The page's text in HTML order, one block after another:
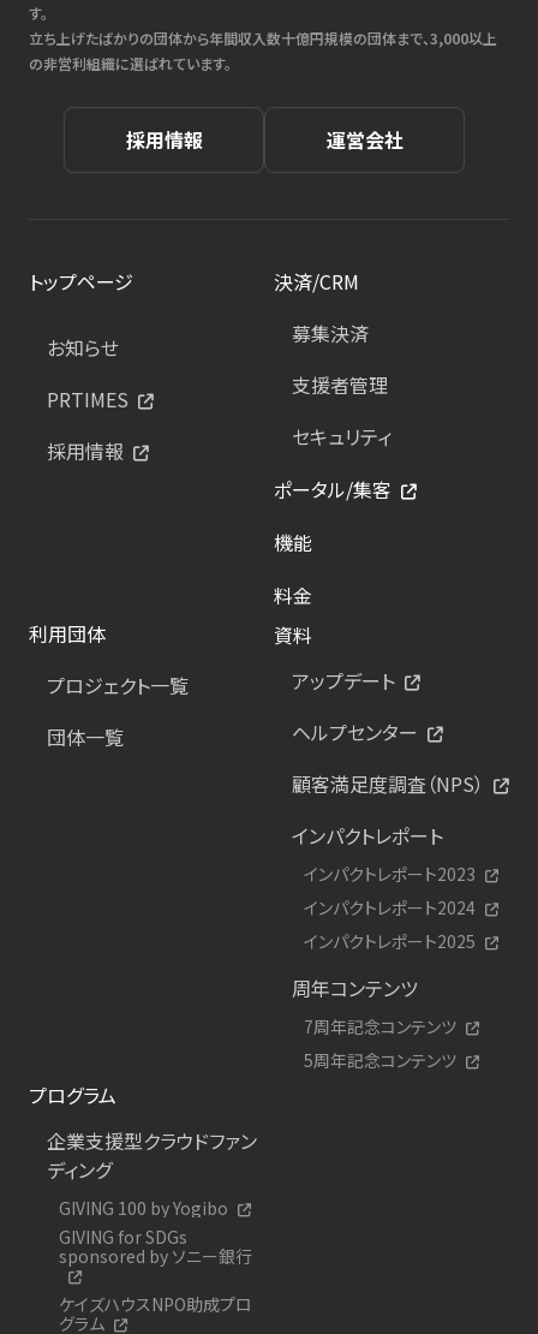
す。
立ち上げたばかりの団体から年間収入数十億円規模の団体まで、3,000以上
の非営利組織に選ばれています。
採用情報 運営会社
トップページ
お知らせ
PRTIMES
採用情報
決済/CRM
募集決済
支援者管理
セキュリティ
ポータル/集客
機能
料金
利用団体
プロジェクト一覧
団体一覧
資料
アップデート
ヘルプセンター
顧客満足度調査（NPS）
インパクトレポート
インパクトレポート2023
インパクトレポート2024
インパクトレポート2025
周年コンテンツ
7周年記念コンテンツ
5周年記念コンテンツ
プログラム
企業支援型クラウドファン
ディング
GIVING 100 by Yogibo
GIVING for SDGs
sponsored by ソニー銀行
ケイズハウスNPO助成プロ
グラム